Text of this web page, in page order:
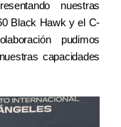
nuestras
Black Hawk y el C-
pudimos
capacidades